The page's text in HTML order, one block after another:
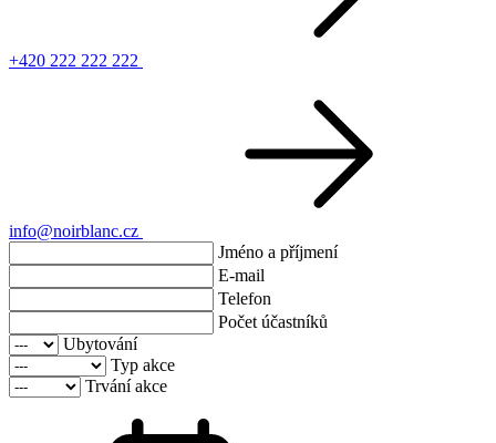
+420 222 222 222
info@noirblanc.cz
Jméno a příjmení
E-mail
Telefon
Počet účastníků
Ubytování
Typ akce
Trvání akce